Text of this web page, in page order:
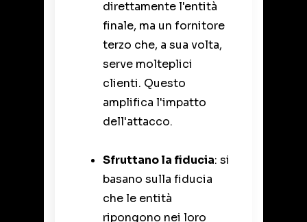
direttamente l'entità
finale, ma un fornitore
terzo che, a sua volta,
serve molteplici
clienti. Questo
amplifica l'impatto
dell'attacco.
Sfruttano la fiducia: si
basano sulla fiducia
che le entità
ripongono nei loro